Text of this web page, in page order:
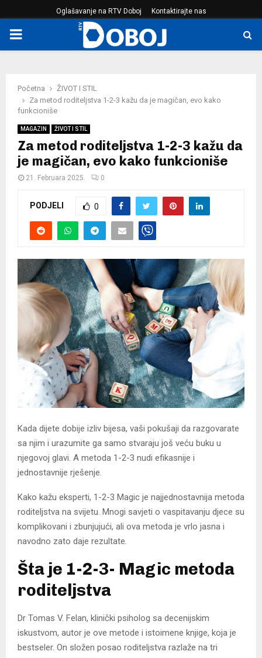
Oglašavanje na RTV Doboj Kontaktirajte nas
PRIMARY
Početna
ŽIVOT I STIL
Za metod roditeljstva 1-2-3 kažu da je magičan, evo kako
funkcioniše
MAGAZIN ŽIVOT I STIL
Za metod roditeljstva 1-2-3 kažu da
je magičan, evo kako funkcioniše
21. Februara 2025. 0
PODJELI 0
​Kada dijete dobije izliv bijesa, vaši pokušaji da razgovarate
sa njim i urazumite ga samo stvaraju još veću buku u
njegovoj glavi. A metoda 1-2-3 nudi efikasnije i
jednostavnije rješenje.
Kako kažu eksperti, 1-2-3 Magic je najjednostavnija metoda
roditeljstva na svijetu. Mnogi savjeti o vaspitavanju djece su
komplikovani i zbunjujući, ali ova metoda je vrlo jasna i
navodno zato daje rezultate.
Šta je 1-2-3- Magic metoda
roditeljstva
Dr Tomas V. Felan, klinički psiholog sa decenijskim
iskustvom, autor je ove metode i istoimene knjige, koja je
bestseler. On složen posao roditeljstva razlaže na tri